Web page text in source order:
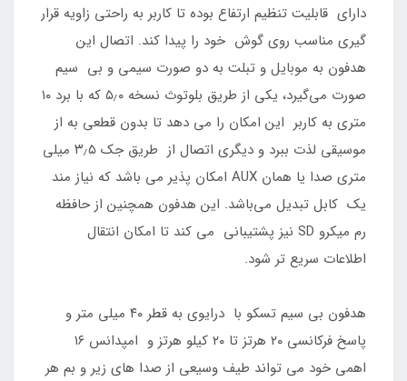
دارای قابلیت تنظیم ارتفاع بوده تا کاربر به راحتی زاویه قرار
گیری مناسب روی گوش خود را پیدا کند. اتصال این
هدفون به موبایل و تبلت به دو صورت سیمی و بی سیم
صورت می‌گیرد، یکی از طریق بلوتوث نسخه ۵٫۰ که با برد ۱۰
متری به کاربر این امکان را می دهد تا بدون قطعی به از
موسیقی لذت ببرد و دیگری اتصال از طریق جک ۳٫۵ میلی
متری صدا یا همان AUX امکان پذیر می باشد که نیاز مند
یک کابل تبدیل می‌باشد. این هدفون همچنین از حافظه
رم میکرو SD نیز پشتیبانی می کند تا امکان انتقال
اطلاعات سریع تر شود.
هدفون بی سیم تسکو با درایوی به قطر ۴۰ میلی متر و
پاسخ فرکانسی ۲۰ هرتز تا ۲۰ کیلو هرتز و امپدانس ۱۶
اهمی خود می تواند طیف وسیعی از صدا های زیر و بم هر